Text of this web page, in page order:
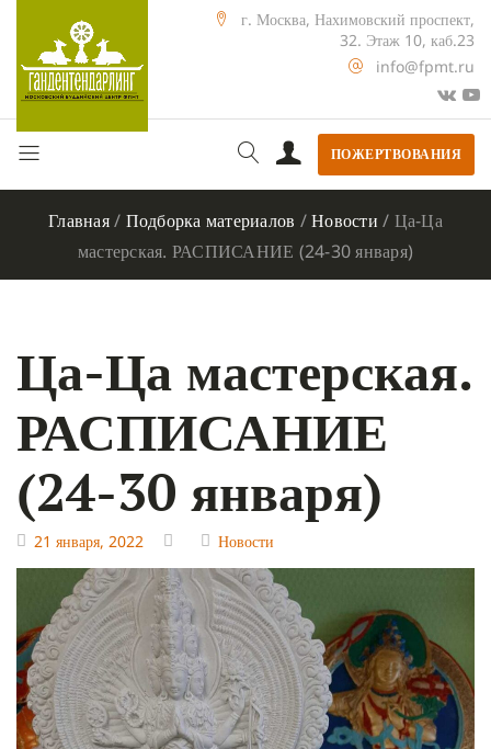
г. Москва, Нахимовский проспект,
32. Этаж 10, каб.23
info@fpmt.ru
ПОЖЕРТВОВАНИЯ
Главная/ Подборка материалов /Новости / Ца-Ца
мастерская. РАСПИСАНИЕ (24-30 января)
Ца-Ца мастерская.
РАСПИСАНИЕ
(24-30 января)
21 января, 2022 Новости